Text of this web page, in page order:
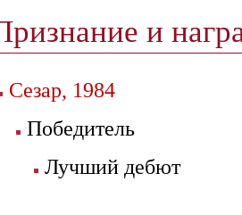
и
Сезар, 1984
Победитель
Лучший дебют